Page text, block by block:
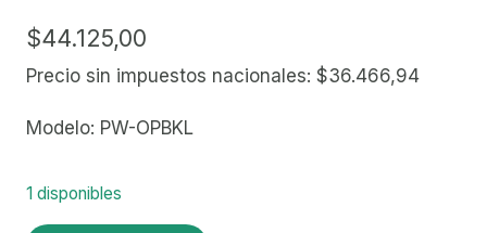
$44.125,00
Precio sin impuestos nacionales: $36.466,94
Modelo: PW-OPBKL
1 disponibles